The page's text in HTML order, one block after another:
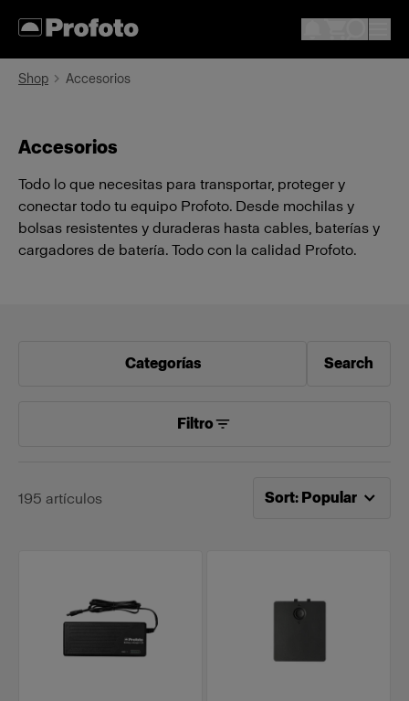
Shop Accesorios
Accesorios
Todo lo que necesitas para transportar, proteger y
conectar todo tu equipo Profoto. Desde mochilas y
bolsas resistentes y duraderas hasta cables, baterías y
cargadores de batería. Todo con la calidad Profoto.
Categorías Search
Filtro
195 artículos
Ahora ordenado por
Sort: Popular